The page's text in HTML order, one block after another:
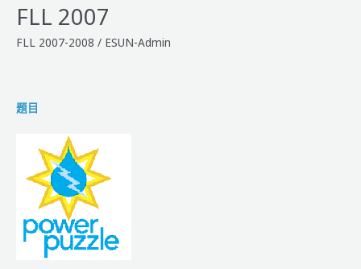
FLL 2007
FLL 2007-2008 / ESUN-Admin
題目